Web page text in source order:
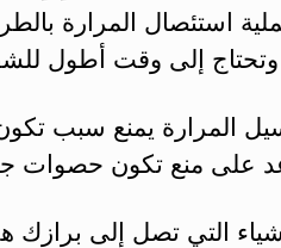
استئصال المرارة
إلى وقت أطول
المرارة يمنع سبب
على منع تكون حصوات
التي تصل إلى برازك